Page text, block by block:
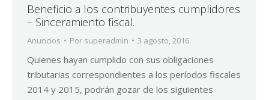
Beneficio a los contribuyentes cumplidores
– Sinceramiento fiscal.
Anuncios Por superadmin 3 agosto, 2016
Quienes hayan cumplido con sus obligaciones
tributarias correspondientes a los períodos fiscales
2014 y 2015, podrán gozar de los siguientes